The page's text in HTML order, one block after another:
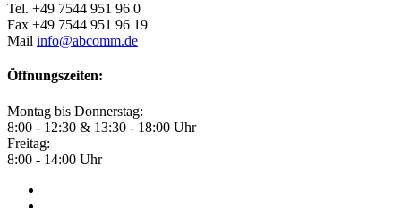
Tel. +49 7544 951 96 0
Fax +49 7544 951 96 19
Mail info@abcomm.de
Öffnungszeiten:
Montag bis Donnerstag:
8:00 - 12:30 & 13:30 - 18:00 Uhr
Freitag:
8:00 - 14:00 Uhr